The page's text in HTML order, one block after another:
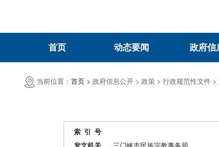
首页 动态要闻 政府信
当前位置： 首页 > 政府信息公开 > 政策 > 行政规范性文件 >
索 引 号
发文机关
三门峡市民族宗教事务局